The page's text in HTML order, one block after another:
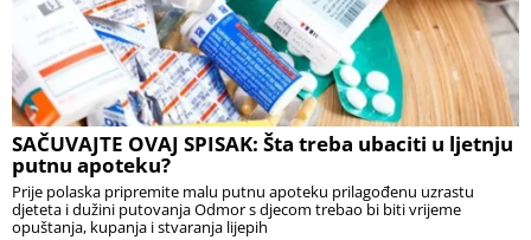
SAČUVAJTE OVAJ SPISAK: Šta treba ubaciti u ljetnju
putnu apoteku?
Prije polaska pripremite malu putnu apoteku prilagođenu uzrastu
djeteta i dužini putovanja Odmor s djecom trebao bi biti vrijeme
opuštanja, kupanja i stvaranja lijepih